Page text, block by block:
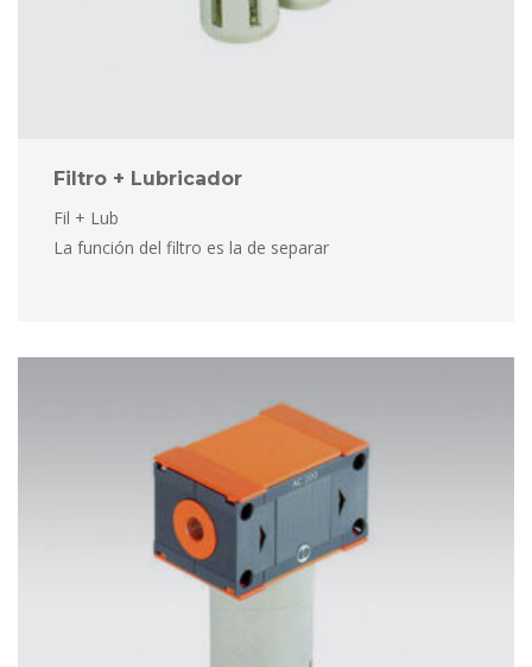
Filtro + Lubricador
Fil + Lub
La función del filtro es la de separar